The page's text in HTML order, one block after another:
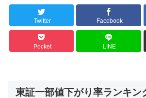
Twitter Facebook
Pocket LINE
東証一部値下がり率ランキン